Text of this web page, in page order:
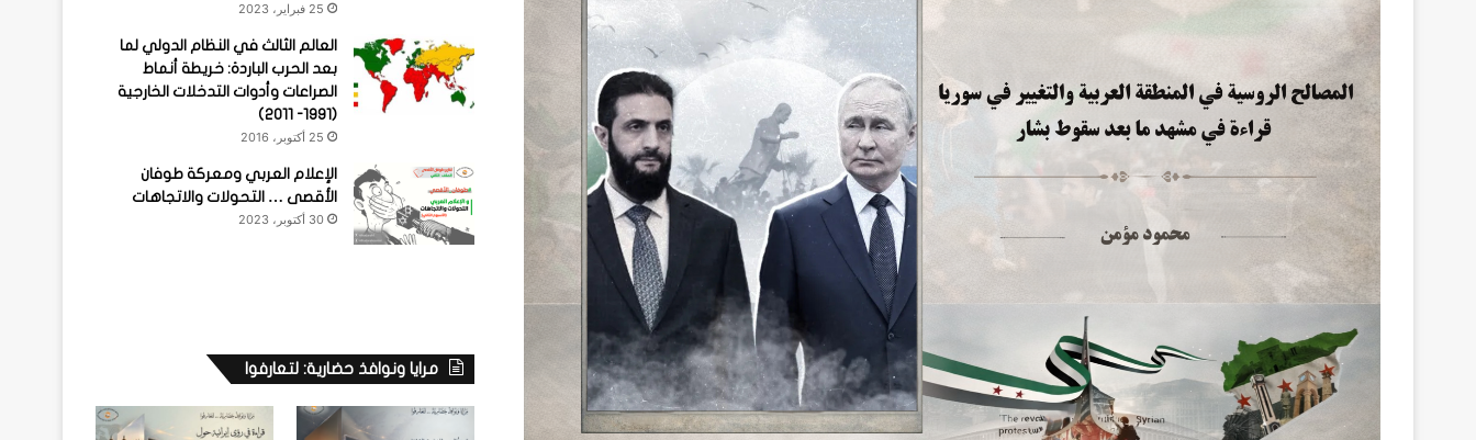
25 فبراير، 2023
العالم الثالث في النظام الدولي لما
بعد الحرب الباردة: خريطة أنماط
الصراعات وأدوات التدخلات الخارجية
(1991- 2011)
25 أكتوبر، 2016
الإعلام العربي ومعركة طوفان
الأقصى … التحولات والاتجاهات
30 أكتوبر، 2023
مرايا ونوافذ حضارية: لتعارفوا